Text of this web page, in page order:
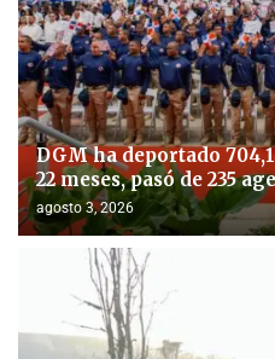
DGM ha deportado
22 meses, pasó de 235
agosto 3, 2026